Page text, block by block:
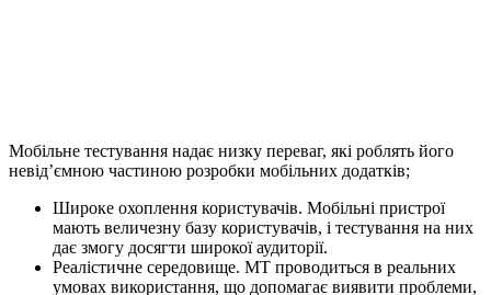
Мобільне тестування надає низку переваг, які роблять його
невід’ємною частиною розробки мобільних додатків;
Широке охоплення користувачів. Мобільні пристрої
мають величезну базу користувачів, і тестування на них
дає змогу досягти широкої аудиторії.
Реалістичне середовище. МТ проводиться в реальних
умовах використання, що допомагає виявити проблеми,